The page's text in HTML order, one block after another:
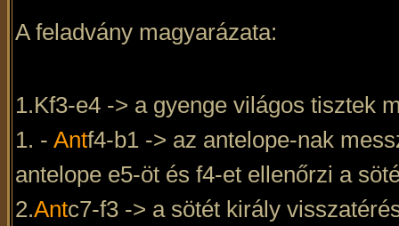
A feladvány magyarázata:
1.Kf3-e4 -> a gyenge világos tisztek
1. - Antf4-b1 -> az antelope-nak
antelope e5-öt és f4-et ellenőrzi a
2.Antc7-f3 -> a sötét király